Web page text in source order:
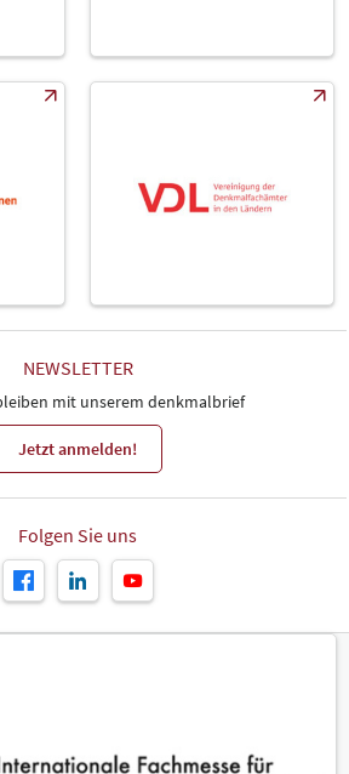
NEWSLETTER
mit unserem denkmalbrief
Jetzt anmelden!
Folgen Sie uns